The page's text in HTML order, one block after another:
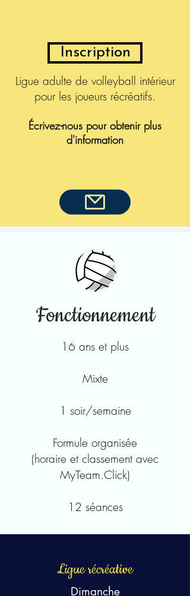
Inscription
Ligue adulte de volleyball intérieur
pour les joueurs récréatifs.
Écrivez-nous pour obtenir plus
d'information
Fonctionnement
16 ans et plus
Mixte
1 soir/semaine
Formule organisée
(horaire et classement avec
MyTeam.Click)
12 séances
Ligue récréative
Dimanche